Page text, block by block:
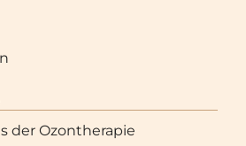
der Ozontherapie